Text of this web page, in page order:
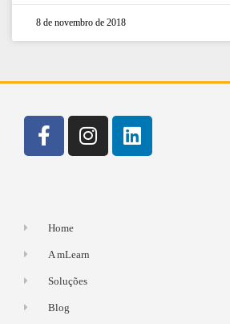
8 de novembro de 2018
Home
A mLearn
Soluções
Blog